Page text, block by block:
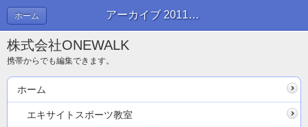
アーカイブ 2011年07月 | ブログ
ホーム
株式会社ONEWALK
携帯からでも編集できます。
ホーム
エキサイトスポーツ教室